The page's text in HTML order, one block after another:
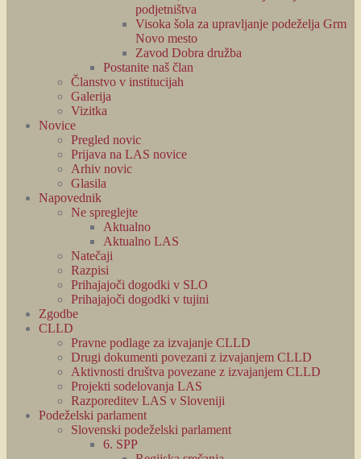
podjetništva
Visoka šola za upravljanje podeželja Grm
Novo mesto
Zavod Dobra družba
Postanite naš član
Članstvo v institucijah
Galerija
Vizitka
Novice
Pregled novic
Prijava na LAS novice
Arhiv novic
Glasila
Napovednik
Ne spreglejte
Aktualno
Aktualno LAS
Natečaji
Razpisi
Prihajajoči dogodki v SLO
Prihajajoči dogodki v tujini
Zgodbe
CLLD
Pravne podlage za izvajanje CLLD
Drugi dokumenti povezani z izvajanjem CLLD
Aktivnosti društva povezane z izvajanjem CLLD
Projekti sodelovanja LAS
Razporeditev LAS v Sloveniji
Podeželski parlament
Slovenski podeželski parlament
6. SPP